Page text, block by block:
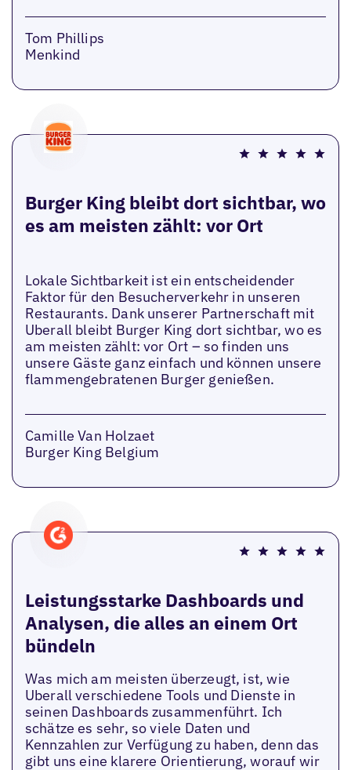
Tom Phillips
Menkind
Burger King bleibt dort sichtbar, wo
es am meisten zählt: vor Ort
Lokale Sichtbarkeit ist ein entscheidender
Faktor für den Besucherverkehr in unseren
Restaurants. Dank unserer Partnerschaft mit
Uberall bleibt Burger King dort sichtbar, wo es
am meisten zählt: vor Ort – so finden uns
unsere Gäste ganz einfach und können unsere
flammengebratenen Burger genießen.
Camille Van Holzaet
Burger King Belgium
Leistungsstarke Dashboards und
Analysen, die alles an einem Ort
bündeln
Was mich am meisten überzeugt, ist, wie
Uberall verschiedene Tools und Dienste in
seinen Dashboards zusammenführt. Ich
schätze es sehr, so viele Daten und
Kennzahlen zur Verfügung zu haben, denn das
gibt uns eine klarere Orientierung, worauf wir